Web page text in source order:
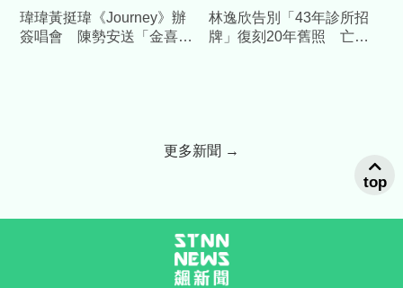
瑋瑋黃挺瑋《Journey》辦
簽唱會 陳勢安送「金喜」
林逸欣告別「43年診所招
牌」復刻20年舊照 亡父
更多新聞 →
top